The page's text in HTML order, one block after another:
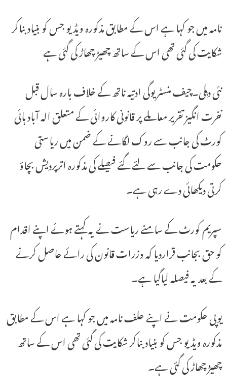
نامہ میں جو کہا ہے اس کے مطابق مذکورہ ویڈیو جس کو بنیاد بناکر
شکایت کی گئی تھی اس کے ساتھ چھیڑ چھاڑ کی گئی ہے
نئی دہلی۔چیف منسٹر یوگی ادتیہ ناتھ کے خلاف بارہ سال قبل
نفرت انگیز تقریر معاملے پر قانونی کاروائی کے متعلق الہ آباد ہائی
کورٹ کی جانب سے روک لگانے کے ضمن میں ریاستی
حکومت کی جانب سے لئے گئے فیصلے کی مذکورہ اترپردیش بچاؤ
کرتی دیکھائی دے رہی ہے۔
سپریم کورٹ کے سامنے ریاست نے یہ کہتے ہوئے اپنے اقدام
کو حق بجانب قراردیا کہ وزرات قانون کی رائے حاصل کرنے
کے بعد یہ فیصلہ لیاگیا ہے۔
یوپی حکومت نے اپنے حلف نامہ میں جو کہا ہے اس کے مطابق
مذکورہ ویڈیو جس کو بنیاد بناکر شکایت کی گئی تھی اس کے ساتھ
چھیڑ چھاڑ کی گئی ہے۔